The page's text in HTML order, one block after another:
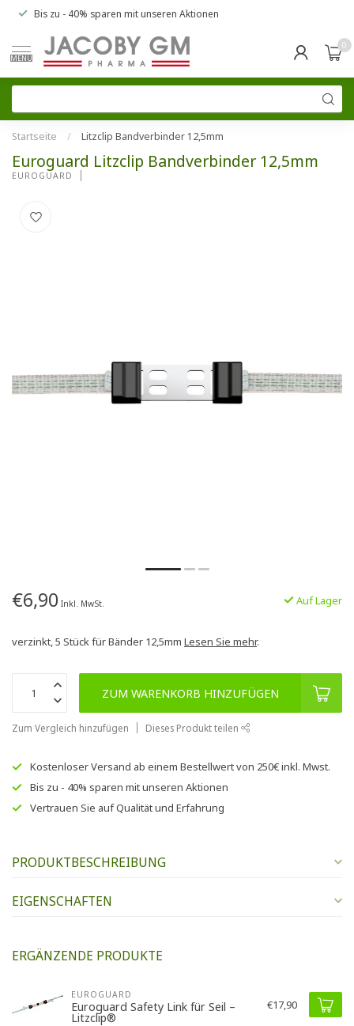
Bis zu - 40% sparen mit unseren Aktionen
MENU
0
Startseite / Litzclip Bandverbinder 12,5mm
Euroguard Litzclip Bandverbinder 12,5mm
EUROGUARD
€6,90 Inkl. MwSt. Auf Lager
verzinkt, 5 Stück für Bänder 12,5mm Lesen Sie mehr.
ZUM WARENKORB HINZUFÜGEN
Zum Vergleich hinzufügen Dieses Produkt teilen
Kostenloser Versand ab einem Bestellwert von 250€inkl. Mwst.
Bis zu - 40% sparen mit unseren Aktionen
Vertrauen Sie aufQualität und Erfahrung
PRODUKTBESCHREIBUNG
EIGENSCHAFTEN
ERGÄNZENDE PRODUKTE
EUROGUARD
Euroguard Safety Link für Seil –
Litzclip®
€17,90